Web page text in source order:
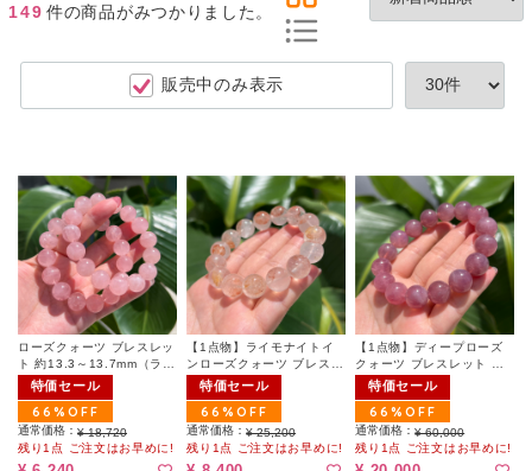
149 件の商品がみつかりました。
販売中のみ表示
ローズクォーツ ブレスレッ
ト 約13.3～13.7mm（ラン
ダム）
特価セール
66%OFF
通常価格： ¥ 18,720
残り1点 ご注文はお早めに!
【1点物】ライモナイトイ
ンローズクォーツ ブレスレ
ット 約13.2～13.4mm
特価セール
66%OFF
通常価格：¥ 25,200
残り1点 ご注文はお早めに!
【1点物】ディープローズ
クォーツ ブレスレット 約
12.9～13.2mm 001（ポー
チ付）
特価セール
66%OFF
通常価格：¥ 60,000
残り1点 ご注文はお早めに!